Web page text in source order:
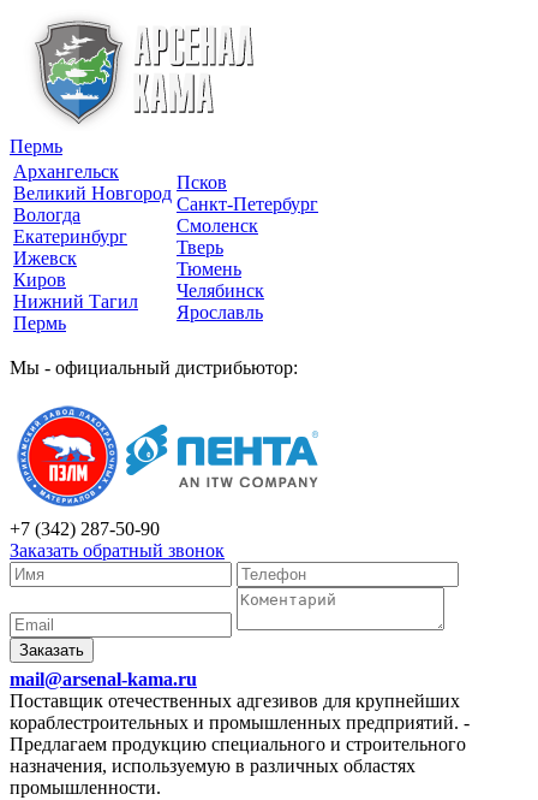
Пермь
Архангельск
Великий Новгород
Вологда
Екатеринбург
Ижевск
Киров
Нижний Тагил
Пермь
Псков
Санкт-Петербург
Смоленск
Тверь
Тюмень
Челябинск
Ярославль
Мы - официальный дистрибьютор:
+7 (342) 287-50-90
Заказать обратный звонок
Заказать
mail@arsenal-kama.ru
Поставщик отечественных адгезивов для крупнейших
кораблестроительных и промышленных предприятий. -
Предлагаем продукцию специального и строительного
назначения, используемую в различных областях
промышленности.